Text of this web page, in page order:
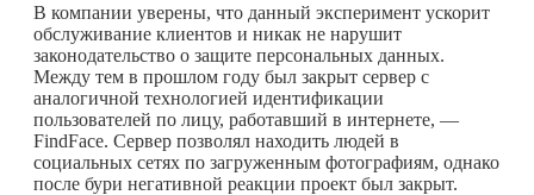
В компании уверены, что данный эксперимент ускорит
обслуживание клиентов и никак не нарушит
законодательство о защите персональных данных.
Между тем в прошлом году был закрыт сервер с
аналогичной технологией идентификации
пользователей по лицу, работавший в интернете, —
FindFace. Сервер позволял находить людей в
социальных сетях по загруженным фотографиям, однако
после бури негативной реакции проект был закрыт.